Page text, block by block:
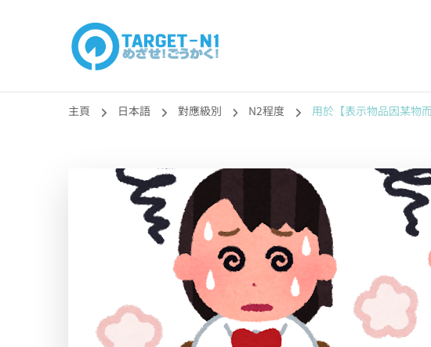
目標!!日本語能力試
主頁 日本語 對應級別 N2程度 用於【表示物品因某物